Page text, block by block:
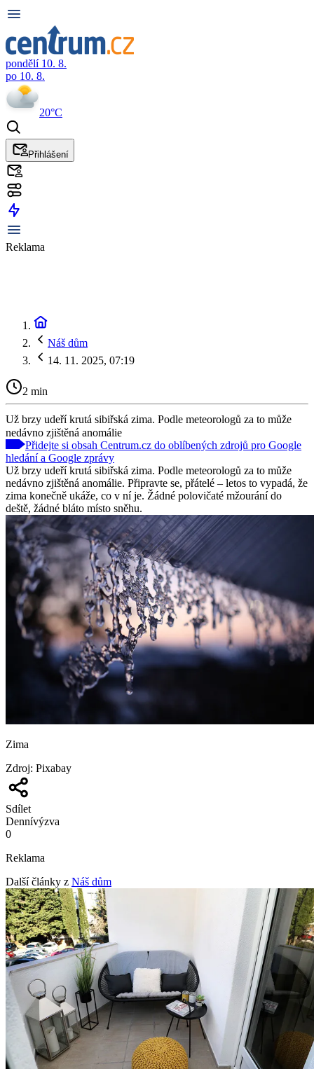
pondělí 10. 8.
po 10. 8.
20°C
Přihlášení
Reklama
Náš dům
14. 11. 2025, 07:19
2 min
Už brzy udeří krutá sibiřská zima. Podle meteorologů za to může
nedávno zjištěná anomálie
Přidejte si obsah Centrum.cz do oblíbených zdrojů pro Google
hledání a Google zprávy
Už brzy udeří krutá sibiřská zima. Podle meteorologů za to může
nedávno zjištěná anomálie. Připravte se, přátelé – letos to vypadá, že
zima konečně ukáže, co v ní je. Žádné polovičaté mžourání do
deště, žádné bláto místo sněhu.
Zima
Zdroj: Pixabay
Sdílet
Dennívýzva
0
Reklama
Další články z Náš dům